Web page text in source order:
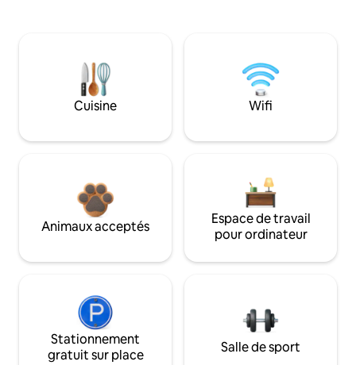
Cuisine Wifi
Animaux acceptés
Espace de travail
pour ordinateur
Stationnement
gratuit sur place
Salle de sport